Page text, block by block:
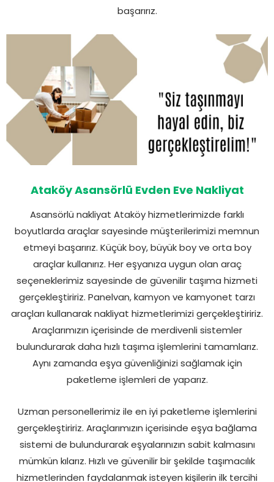
başarırız.
Ataköy Asansörlü Evden Eve Nakliyat
Asansörlü nakliyat Ataköy hizmetlerimizde farklı
boyutlarda araçlar sayesinde müşterilerimizi memnun
etmeyi başarırız. Küçük boy, büyük boy ve orta boy
araçlar kullanırız. Her eşyanıza uygun olan araç
seçeneklerimiz sayesinde de güvenilir taşıma hizmeti
gerçekleştiririz. Panelvan, kamyon ve kamyonet tarzı
araçları kullanarak nakliyat hizmetlerimizi gerçekleştiririz.
Araçlarımızın içerisinde de merdivenli sistemler
bulundurarak daha hızlı taşıma işlemlerini tamamlarız.
Aynı zamanda eşya güvenliğinizi sağlamak için
paketleme işlemleri de yaparız.
Uzman personellerimiz ile en iyi paketleme işlemlerini
gerçekleştiririz. Araçlarımızın içerisinde eşya bağlama
sistemi de bulundurarak eşyalarınızın sabit kalmasını
mümkün kılarız. Hızlı ve güvenilir bir şekilde taşımacılık
hizmetlerinden faydalanmak isteyen kişilerin ilk tercihi